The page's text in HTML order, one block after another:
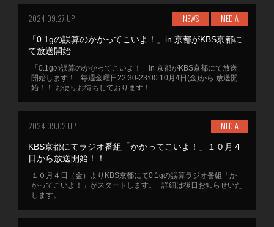
2024.09.27 UP NEWS MEDIA
「0.1gの誤算のかかってこいよ！」in 京都がKBS京都に
て放送開始
「0.1gの誤算のかかってこいよ！」in 京都がKBS京都にて放送
開始します！ 毎週金曜日22:30-23:00 10月4日(金)から 放送開
始！！ お便りお待ちしております！...
2024.09.02 UP MEDIA
KBS京都にてラジオ番組「かかってこいよ！」１０月４
日から放送開始！！
１０月４日（金）よりKBS京都にて0.1gの誤算ラジオ番組「か
かってこいよ！」がスタートします。 詳細は後日お知らせいた
します。